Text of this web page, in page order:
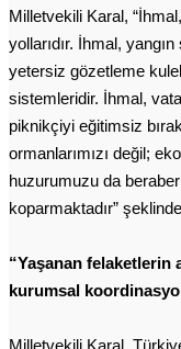
Milletvekili Karal,
yollarıdır. İhmal,
yetersiz gözetleme
sistemleridir. İhmal,
piknikçiyi eğitimsiz
ormanlarımızı değil;
huzurumuzu da
koparmaktadır”
“Yaşanan felaketlerin
kurumsal